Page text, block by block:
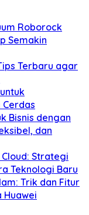
Roborock
Semakin
Terbaru agar
Bisnis dengan
dan
Strategi
Teknologi Baru
Trik dan Fitur
Huawei